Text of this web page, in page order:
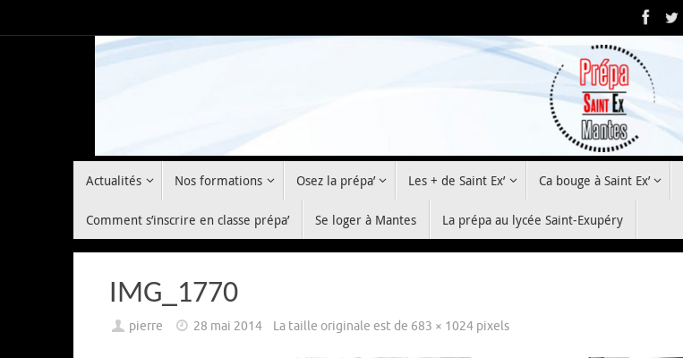
au
Actualités Nos formations Osez la prépa’ Les + de Saint Ex’ Ca bouge à Saint Ex’
Comment s’inscrire en classe prépa’ Se loger à Mantes La prépa au lycée Saint-Exupéry
IMG_1770
pierre 28 mai 2014 La taille originale est de 683 × 1024 pixels